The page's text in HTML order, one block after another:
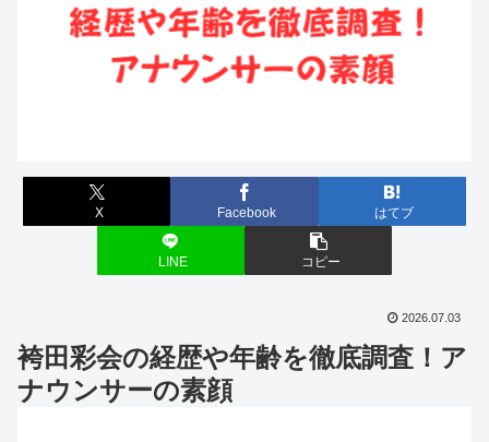
X Facebook はてブ
LINE コピー
2026.07.03
袴田彩会の経歴や年齢を徹底調査！ア
ナウンサーの素顔